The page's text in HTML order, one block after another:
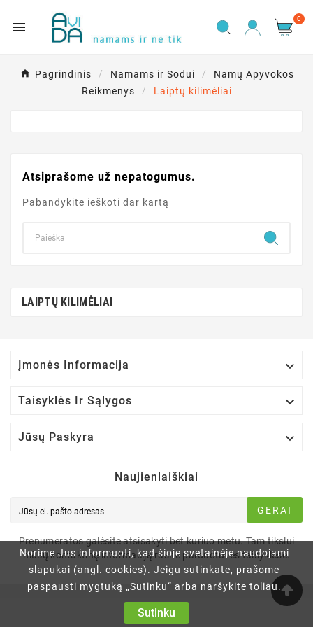
Norime Jus informuoti, kad šioje svetainėje naudojami
slapukai (angl. cookies). Jeigu sutinkate, prašome
paspausti mygtuką „Sutinku“ arba naršykite toliau.
Sutinku

0
Pagrindinis Namams ir Sodui
Namų Apyvokos
Reikmenys
Laiptų kilimėliai
Atsiprašome už nepatogumus.
Pabandykite ieškoti dar kartą
LAIPTŲ KILIMĖLIAI
Įmonės Informacija 
Taisyklės Ir Sąlygos 
Jūsų Paskyra 
Naujienlaiškiai
GERAI
Prenumeratos galėsite atsisakyti bet kuriuo metu. Tam tikslui
mūsų kontaktinę informaciją rasite parduotuvės taisyklėse.